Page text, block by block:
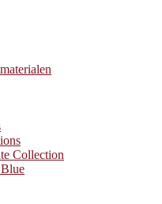
Collection